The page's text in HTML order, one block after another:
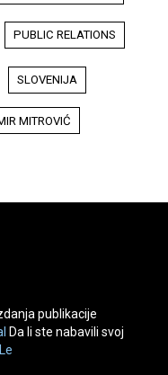
PUBLIC RELATIONS
SLOVENIJA
MITROVIĆ
publikacije
Da li ste nabavili svoj